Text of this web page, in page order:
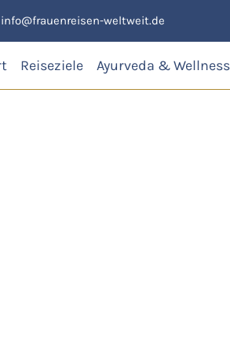
info@frauenreisen-weltweit.de
Reiseziele Ayurveda & Wellness